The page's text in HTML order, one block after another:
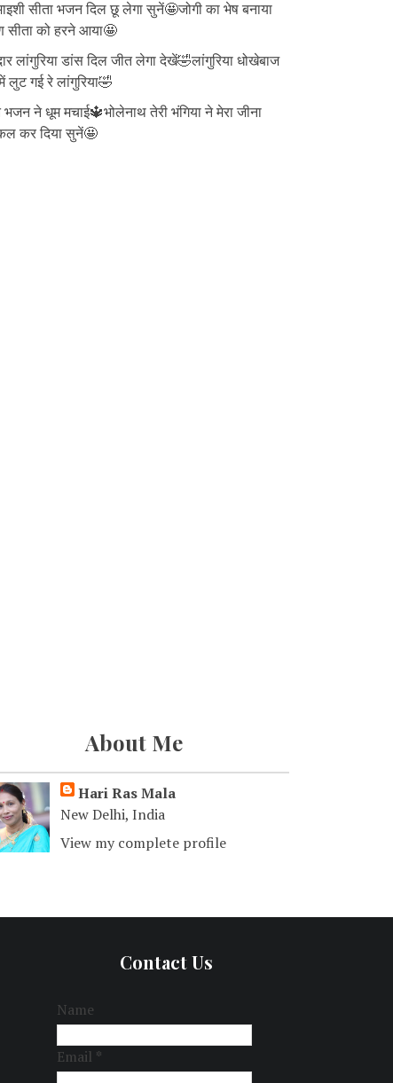
सीता भजन दिल छू लेगा सुनें🤩जोगी का भेष बनाया
सीता को हरने आया🤩
लांगुरिया डांस दिल जीत लेगा देखें🤣लांगुरिया धोखेबाज
लुट गई रे लांगुरिया🤣
ने धूम मचाई🔱भोलेनाथ तेरी भंगिया ने मेरा जीना
कर दिया सुनें🤩
About Me
Hari Ras Mala
New Delhi, India
View my complete profile
Contact Us
Name
Email *